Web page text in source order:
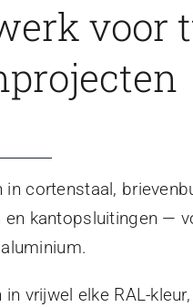
voor
in cortenstaal,
en kantopsluitingen —
in vrijwel elke RAL-